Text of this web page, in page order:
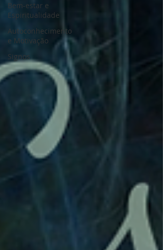
Bem-estar e
Espiritualidade
Autoconhecimento
e Motivação
Signos